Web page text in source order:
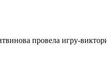
провела игру-